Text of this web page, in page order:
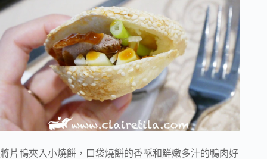
將片鴨夾入小燒餅，口袋燒餅的香酥和鮮嫩多汁的鴨肉好